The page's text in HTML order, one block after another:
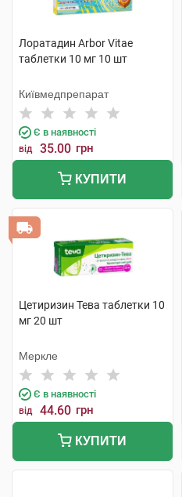
Лоратадин Arbor Vitae
таблетки 10 мг 10 шт
Київмедпрепарат
Є в наявності
від 35.00 грн
КУПИТИ
Цетиризин Тева таблетки 10
мг 20 шт
Меркле
Є в наявності
від 44.60 грн
КУПИТИ